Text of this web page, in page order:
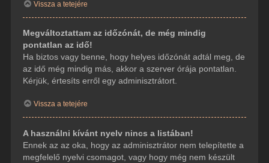
Vissza a tetejére
Megváltoztattam az időzónát, de még mindig
pontatlan az idő!
Ha biztos vagy benne, hogy helyes időzónát adtál meg, de
az idő még mindig más, akkor a szerver órája pontatlan.
Kérjük, értesíts erről egy adminisztrátort.
Vissza a tetejére
A használni kívánt nyelv nincs a listában!
Ennek az az oka, hogy az adminisztrátor nem telepítette a
megfelelő nyelvi csomagot, vagy hogy még nem készült